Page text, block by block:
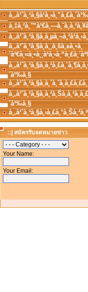
à¸‚à¹ˆà¸²à¸§à¸­à¸¸à¸šà¸±à¸•à¸
´à¹‰à¸§
´à¹‰à¸§
::| สมัครรับจดหมายข่าว
Your Name:
Your Email: